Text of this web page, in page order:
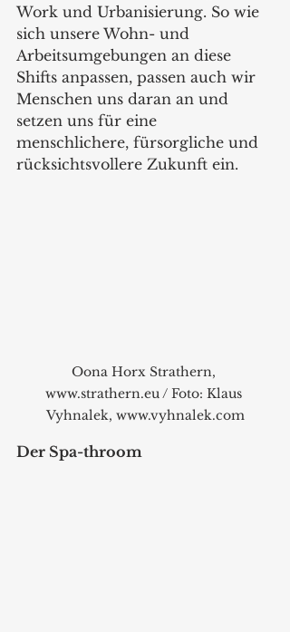
Work und Urbanisierung. So wie
sich unsere Wohn- und
Arbeitsumgebungen an diese
Shifts anpassen, passen auch wir
Menschen uns daran an und
setzen uns für eine
menschlichere, fürsorgliche und
rücksichtsvollere Zukunft ein.
Oona Horx Strathern,
www.strathern.eu / Foto: Klaus
Vyhnalek, www.vyhnalek.com
Der Spa-throom